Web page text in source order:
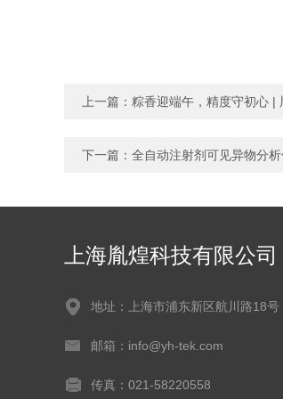
上一篇： 粽香迎端午，精度守初心 |
下一篇： 全自动注射剂可见异物分
上海胤煌科技有限公司
地址：上海市浦东新区航川路18号
邮箱：info@yh-tek.com
传真：021-58220558